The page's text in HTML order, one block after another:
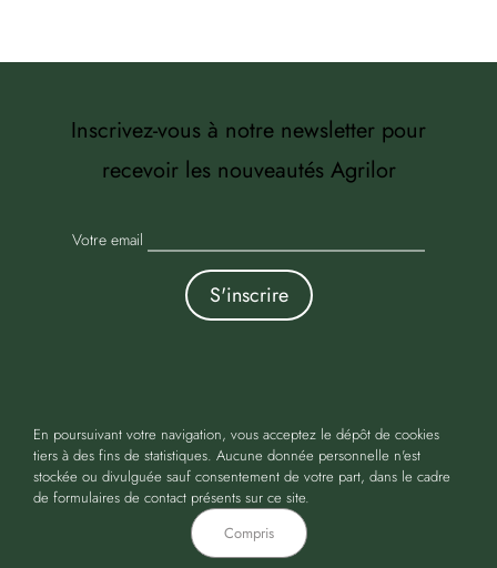
Inscrivez-vous à notre newsletter pour
recevoir les nouveautés Agrilor
Votre email
Copyright 2016-2024 Agrilor | Tous droits réservés |
Mentions Légales
En poursuivant votre navigation, vous acceptez le dépôt de cookies
tiers à des fins de statistiques. Aucune donnée personnelle n'est
stockée ou divulguée sauf consentement de votre part, dans le cadre
de formulaires de contact présents sur ce site.
Compris